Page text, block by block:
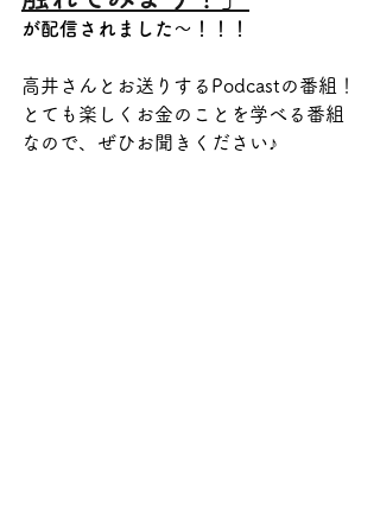
が配信されました～！！！
高井さんとお送りするPodcastの番組！
とても楽しくお金のことを学べる番組
なので、ぜひお聞きください♪